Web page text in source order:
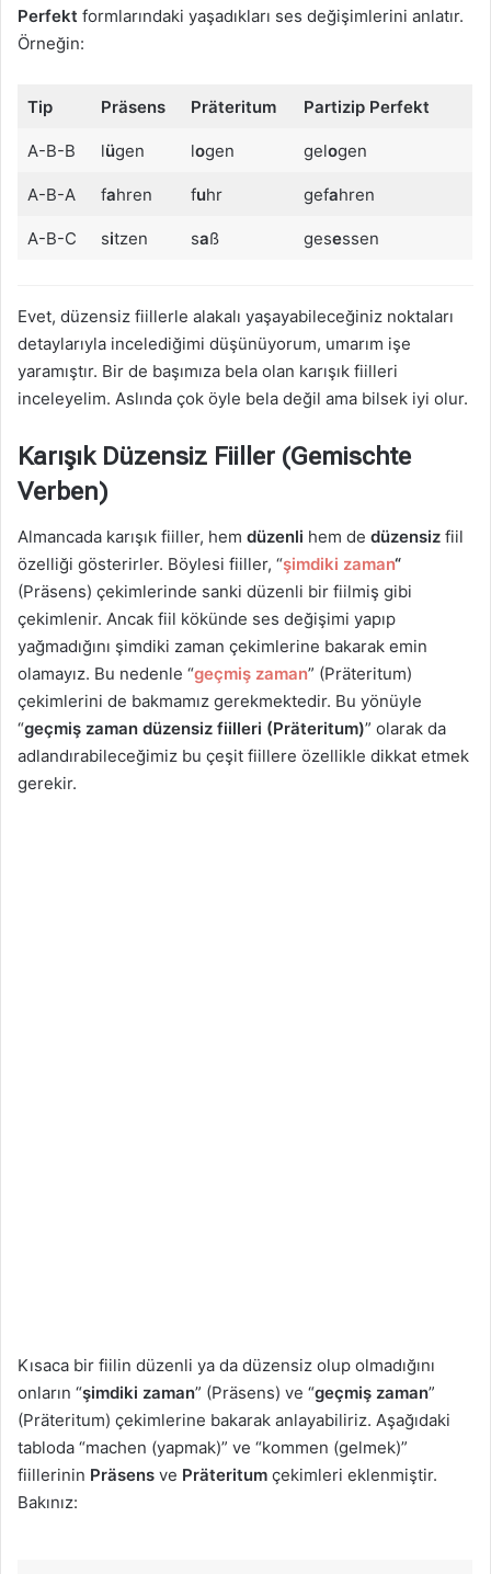
Perfekt formlarındaki yaşadıkları ses değişimlerini anlatır.
Örneğin:
Tip Präsens Präteritum Partizip Perfekt
A-B-B lügen logen gelogen
A-B-A fahren fuhr gefahren
A-B-C sitzen saß gesessen
Evet, düzensiz fiillerle alakalı yaşayabileceğiniz noktaları
detaylarıyla incelediğimi düşünüyorum, umarım işe
yaramıştır. Bir de başımıza bela olan karışık fiilleri
inceleyelim. Aslında çok öyle bela değil ama bilsek iyi olur.
Karışık Düzensiz Fiiller (Gemischte
Verben)
Almancada karışık fiiller, hem düzenli hem de düzensiz fiil
özelliği gösterirler. Böylesi fiiller, “şimdiki zaman“
(Präsens) çekimlerinde sanki düzenli bir fiilmiş gibi
çekimlenir. Ancak fiil kökünde ses değişimi yapıp
yağmadığını şimdiki zaman çekimlerine bakarak emin
olamayız. Bu nedenle “geçmiş zaman” (Präteritum)
çekimlerini de bakmamız gerekmektedir. Bu yönüyle
“geçmiş zaman düzensiz fiilleri (Präteritum)” olarak da
adlandırabileceğimiz bu çeşit fiillere özellikle dikkat etmek
gerekir.
Kısaca bir fiilin düzenli ya da düzensiz olup olmadığını
onların “şimdiki zaman” (Präsens) ve “geçmiş zaman”
(Präteritum) çekimlerine bakarak anlayabiliriz. Aşağıdaki
tabloda “machen (yapmak)” ve “kommen (gelmek)”
fiillerinin Präsens ve Präteritum çekimleri eklenmiştir.
Bakınız: